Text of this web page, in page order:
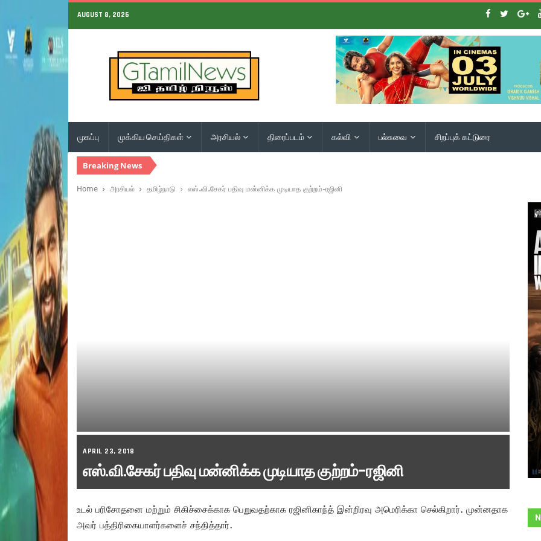
AUGUST 8, 2026
முகப்பு முக்கிய செய்திகள் அரசியல் திரைப்படம் கல்வி பல்சுவை சிறப்புக் கட்டுரை
Breaking News
Home அரசியல் தமிழ்நாடு எஸ்.வி.சேகர் பதிவு மன்னிக்க முடியாத குற்றம்-ரஜினி
APRIL 23, 2018
எஸ்.வி.சேகர் பதிவு மன்னிக்க முடியாத குற்றம்-ரஜினி
உடல் பரிசோதனை மற்றும் சிகிச்சைக்காக பெறுவதற்காக ரஜினிகாந்த் இன்றிரவு அமெரிக்கா செல்கிறார். முன்னதாக
அவர் பத்திரிகையாளர்களைச் சந்தித்தார்.